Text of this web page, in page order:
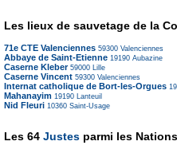
Les lieux de sauvetage de la
71e CTE Valenciennes 59300 Valenciennes
Abbaye de Saint-Etienne 19190 Aubazine
Caserne Kleber 59000 Lille
Caserne Vincent 59300 Valenciennes
Internat catholique de Bort-les-Orgues
Mahanayim 19190 Lanteuil
Nid Fleuri 10360 Saint-Usage
Les 64 Justes parmi les